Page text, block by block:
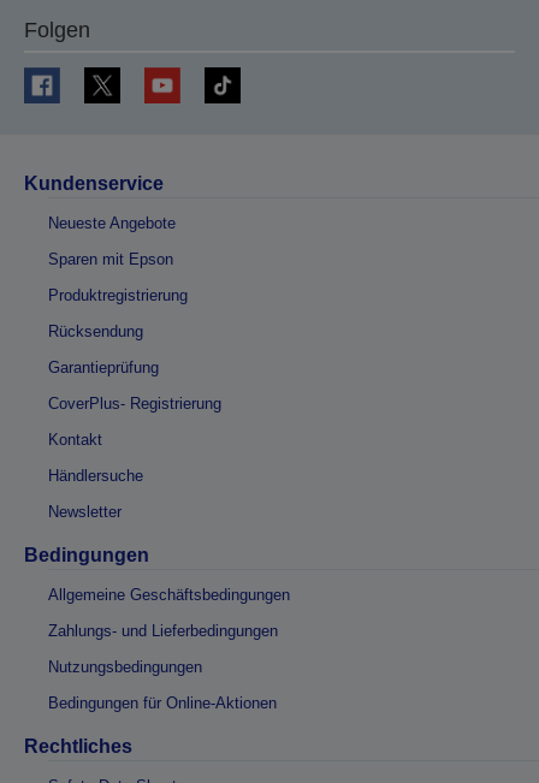
Folgen
Kundenservice
Neueste Angebote
Sparen mit Epson
Produktregistrierung
Rücksendung
Garantieprüfung
CoverPlus- Registrierung
Kontakt
Händlersuche
Newsletter
Bedingungen
Allgemeine Geschäftsbedingungen
Zahlungs- und Lieferbedingungen
Nutzungsbedingungen
Bedingungen für Online-Aktionen
Rechtliches